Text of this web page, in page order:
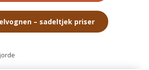
– sadeltjek priser